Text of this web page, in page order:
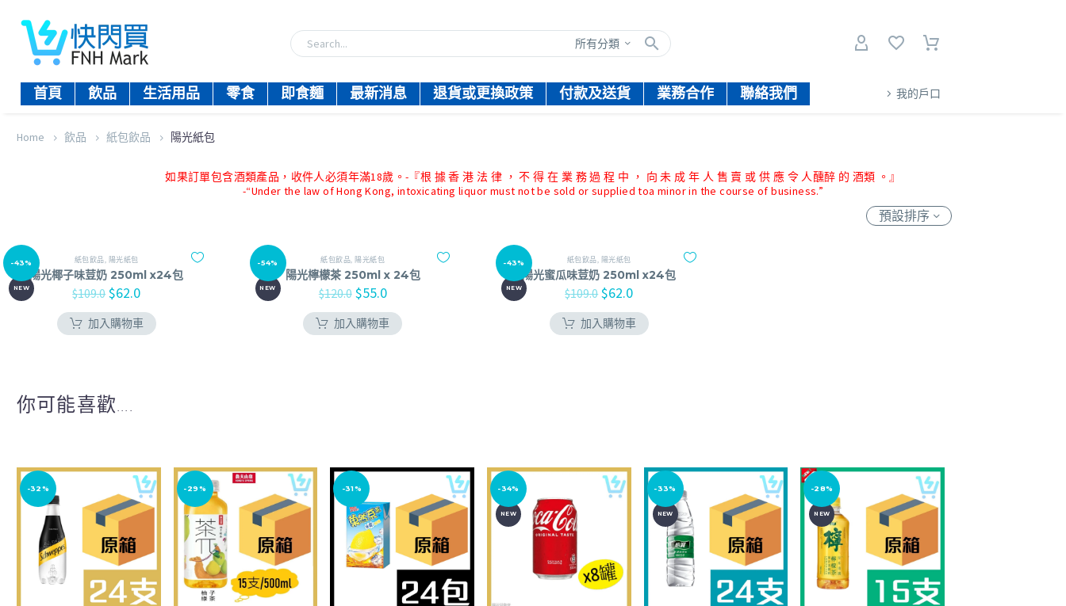
所有分類
首頁 飲品 生活用品 零食 即食麵 最新消息 退貨或更換政策 付款及送貨 業務合作 聯絡我們 我的戶口
Home 飲品 紙包飲品 陽光紙包
如果訂單包含酒類產品，收件人必須年滿18歲。-『根 據 香 港 法 律 ， 不 得 在 業 務 過 程 中 ， 向 未 成 年 人 售 賣 或 供 應 令 人醺醉 的 酒類 。』
-“Under the law of Hong Kong, intoxicating liquor must not be sold or supplied toa minor in the course of business.”
預設排序
-43%
NEW
紙包飲品 陽光紙包
陽光椰子味荳奶 250ml x24包
$109.0 $62.0
加入購物車
-54%
NEW
紙包飲品 陽光紙包
陽光檸檬茶 250ml x 24包
$120.0 $55.0
加入購物車
-43%
NEW
紙包飲品 陽光紙包
陽光蜜瓜味荳奶 250ml x24包
$109.0 $62.0
加入購物車
你可能喜歡....
-32% -29% -31% -34%
NEW
-33%
NEW
-28%
NEW